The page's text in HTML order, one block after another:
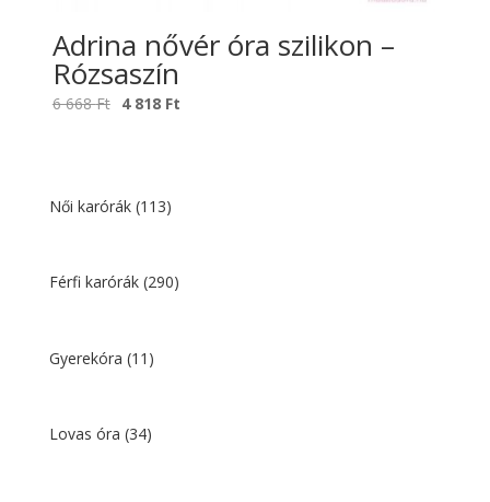
Adrina nővér óra szilikon –
Rózsaszín
6 668Ft Original
668 Ft.
4 818 Ft
Női karórák (113)
Férfi karórák (290)
Gyerekóra (11)
Lovas óra (34)